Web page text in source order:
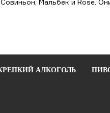
Мальбек и Rose.
АЛКОГОЛЬ